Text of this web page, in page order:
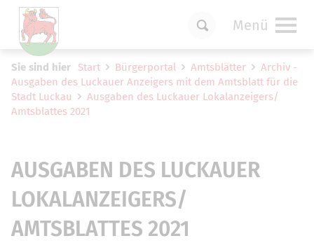
Menü
Sie sind hier Start Bürgerportal Amtsblätter
Archiv -
Ausgaben des Luckauer Anzeigers mit dem Amtsblatt für die
Stadt Luckau
Ausgaben des Luckauer Lokalanzeigers/
Amtsblattes 2021
AUSGABEN DES LUCKAUER
LOKALANZEIGERS/
AMTSBLATTES 2021
vornehmen zu können wird die Berechtigung
für funktionale Cookiesin den Cookie-
Einstellungen benötigt.